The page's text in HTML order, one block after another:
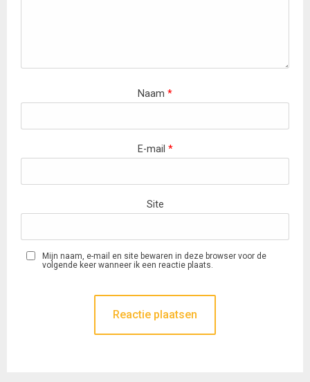
Naam *
E-mail *
Site
Mijn naam, e-mail en site bewaren in deze browser voor de
volgende keer wanneer ik een reactie plaats.